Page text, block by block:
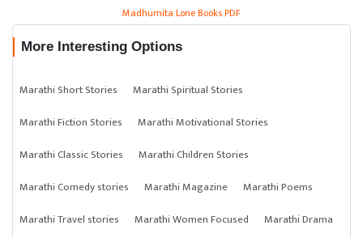
Madhumita Lone Books PDF
More Interesting Options
Marathi Short Stories
Marathi Spiritual Stories
Marathi Fiction Stories
Marathi Motivational Stories
Marathi Classic Stories
Marathi Children Stories
Marathi Comedy stories
Marathi Magazine
Marathi Poems
Marathi Travel stories
Marathi Women Focused Marathi Drama